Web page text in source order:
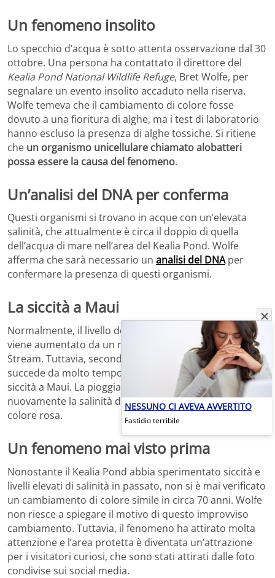
Un fenomeno insolito
Lo specchio d’acqua è sotto attenta osservazione dal 30
ottobre. Una persona ha contattato il direttore del
Kealia Pond National Wildlife Refuge, Bret Wolfe, per
segnalare un evento insolito accaduto nella riserva.
Wolfe temeva che il cambiamento di colore fosse
dovuto a una fioritura di alghe, ma i test di laboratorio
hanno escluso la presenza di alghe tossiche. Si ritiene
che un organismo unicellulare chiamato alobatteri
possa essere la causa del fenomeno.
Un’analisi del DNA per conferma
Questi organismi si trovano in acque con un’elevata
salinità, che attualmente è circa il doppio di quella
dell’acqua di mare nell’area del Kealia Pond. Wolfe
afferma che sarà necessario un analisi del DNAper
confermare la presenza di questi organismi.
La siccità a Maui
Normalmente, il livello dell’acqua nello stagno di Kealia
viene aumentato da un ruscello chiamato Waikapu
Stream. Tuttavia, secondo il direttore, questo non
succede da molto tempo, probabilmente a causa della
siccità a Maui. La pioggia potrebbe aiutare a ridurre
nuovamente la salinità dell’acqua, facendo scomparire il
colore rosa.
Un fenomeno mai visto prima
Nonostante il Kealia Pond abbia sperimentato siccità e
livelli elevati di salinità in passato, non si è mai verificato
un cambiamento di colore simile in circa 70 anni. Wolfe
non riesce a spiegare il motivo di questo improvviso
cambiamento. Tuttavia, il fenomeno ha attirato molta
attenzione e l’area protetta è diventata un’attrazione
per i visitatori curiosi, che sono stati attirati dalle foto
condivise sui social media.
NESSUNO CI AVEVA AVVERTITO
Fastidio terribile